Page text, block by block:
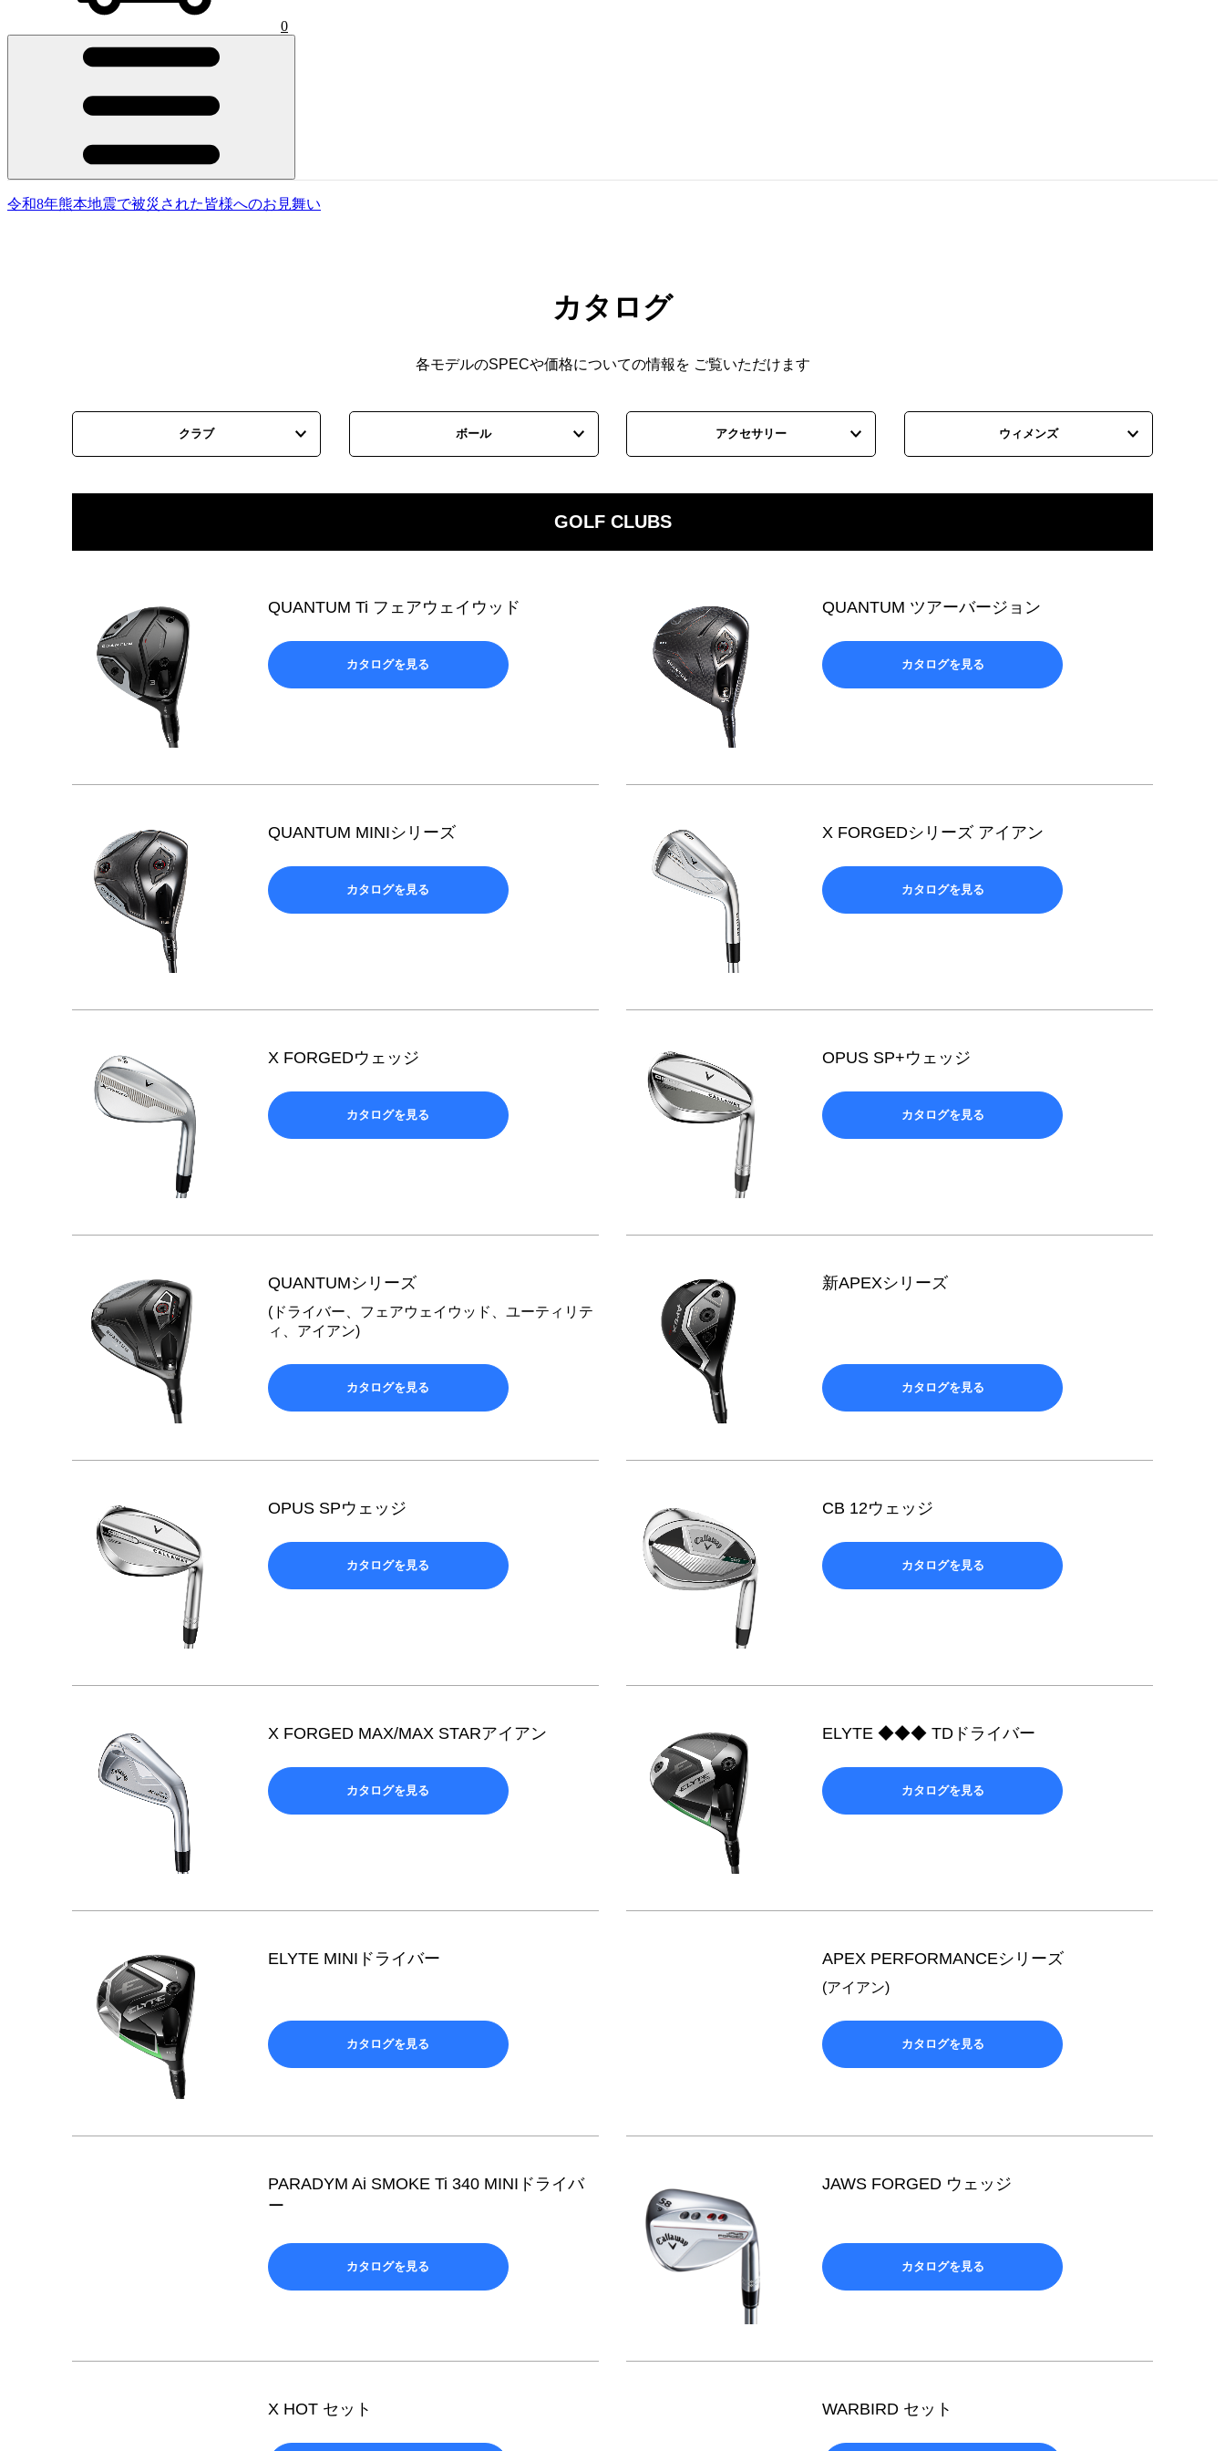
0
令和8年熊本地震で被災された皆様へのお見舞い
カタログ
各モデルのSPECや価格についての情報を ご覧いただけます
クラブ ボール アクセサリー ウィメンズ
GOLF CLUBS
QUANTUM Ti フェアウェイウッド
カタログを見る
QUANTUM ツアーバージョン
カタログを見る
QUANTUM MINIシリーズ
カタログを見る
X FORGEDシリーズ アイアン
カタログを見る
X FORGEDウェッジ
カタログを見る
OPUS SP+ウェッジ
カタログを見る
QUANTUMシリーズ
(ドライバー、フェアウェイウッド、ユーティリテ
ィ、アイアン)
カタログを見る
新APEXシリーズ
カタログを見る
OPUS SPウェッジ
カタログを見る
CB 12ウェッジ
カタログを見る
X FORGED MAX/MAX STARアイアン
カタログを見る
ELYTE ◆◆◆ TDドライバー
カタログを見る
ELYTE MINIドライバー
カタログを見る
APEX PERFORMANCEシリーズ
(アイアン)
カタログを見る
PARADYM Ai SMOKE Ti 340 MINIドライバ
ー
カタログを見る
JAWS FORGED ウェッジ
カタログを見る
X HOT セット WARBIRD セット